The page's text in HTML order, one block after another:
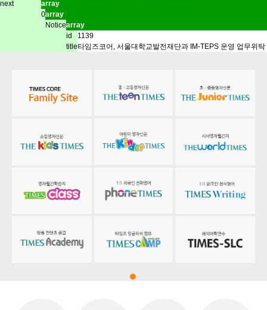
next
array
0array
Noticearray
id
1139
title타임즈코어, 서울대학교발전재단과 IM-TEPS 운영 업무위